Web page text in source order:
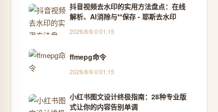
抖音视频去水印的实用方法盘点：在线
解析、AI消除与**保存 - 耶斯去水印
2026/8/9 0:01:15
ffmepg命令
2026/8/9 0:01:15
小红书图文设计终极指南：28种专业版
式让你的内容告别单调